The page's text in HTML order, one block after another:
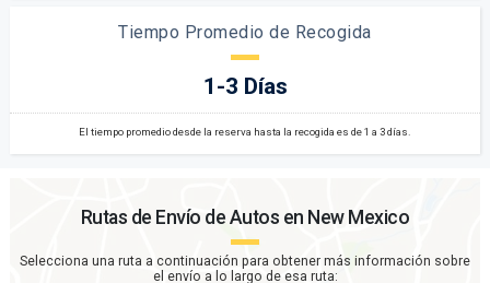
Tiempo Promedio de Recogida
1-3 Días
El tiempo promedio desde la reserva hasta la recogida es de 1 a 3 días.
Rutas de Envío de Autos en New Mexico
Selecciona una ruta a continuación para obtener más información sobre
el envío a lo largo de esa ruta: